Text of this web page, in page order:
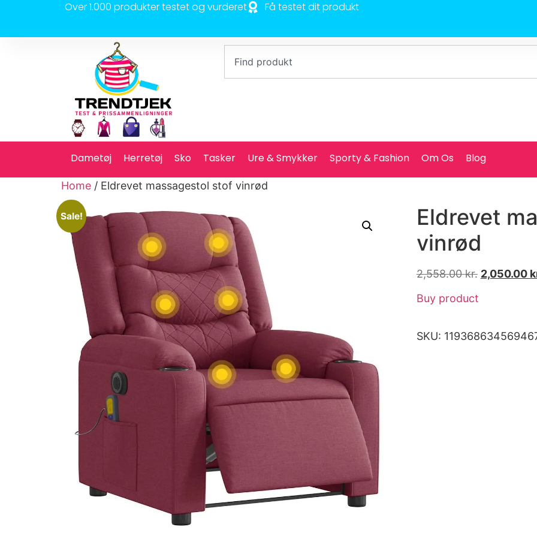
Over 1.000 produkter testet og vurderet Få testet dit produkt
Dametøj Herretøj Sko Tasker Ure & Smykker Sporty & Fashion Om Os Blog
Home / Eldrevet massagestol stof vinrød
Sale!
Eldrevet
vinrød
2,558.00kr. 2,050.00
Buy product
SKU: